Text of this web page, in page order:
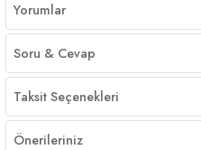
Yorumlar
Soru & Cevap
Taksit Seçenekleri
Önerileriniz